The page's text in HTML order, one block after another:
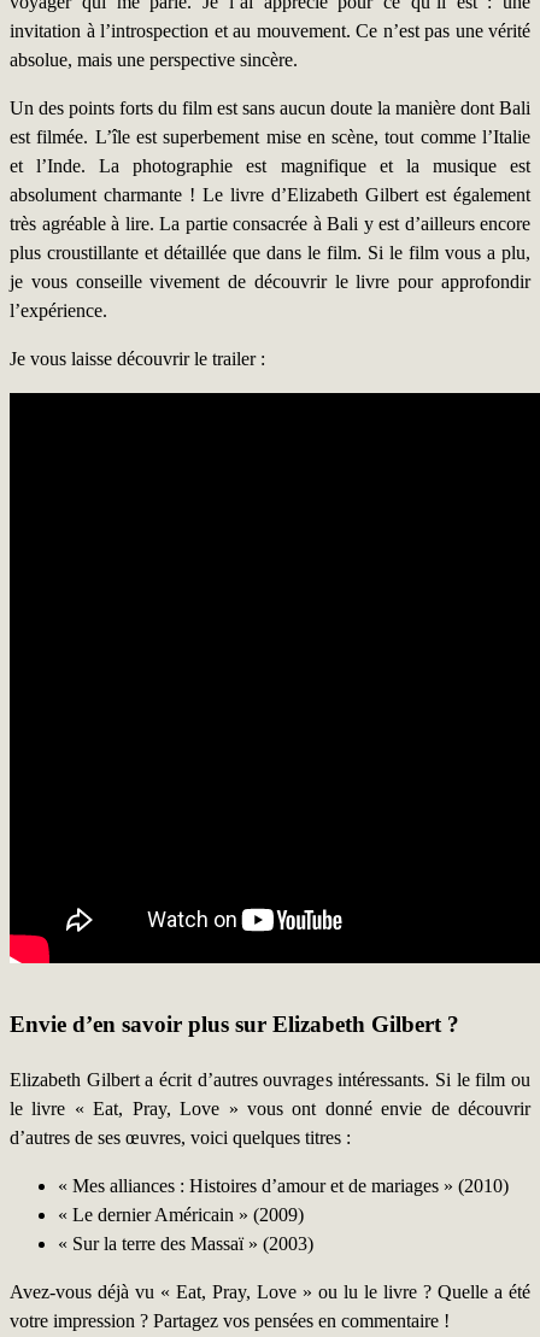
invitation à l’introspection et au mouvement. Ce n’est pas une vérité
absolue, mais une perspective sincère.
Un des points forts du film est sans aucun doute la manière dont Bali
est filmée. L’île est superbement mise en scène, tout comme l’Italie
et l’Inde. La photographie est magnifique et la musique est
absolument charmante ! Le livre d’Elizabeth Gilbert est également
très agréable à lire. La partie consacrée à Bali y est d’ailleurs encore
plus croustillante et détaillée que dans le film. Si le film vous a plu,
je vous conseille vivement de découvrir le livre pour approfondir
l’expérience.
Je vous laisse découvrir le trailer :
Envie d’en savoir plus sur Elizabeth Gilbert ?
Elizabeth Gilbert a écrit d’autres ouvrages intéressants. Si le film ou
le livre « Eat, Pray, Love » vous ont donné envie de découvrir
d’autres de ses œuvres, voici quelques titres :
« Mes alliances : Histoires d’amour et de mariages » (2010)
« Le dernier Américain » (2009)
« Sur la terre des Massaï » (2003)
Avez-vous déjà vu « Eat, Pray, Love » ou lu le livre ? Quelle a été
votre impression ? Partagez vos pensées en commentaire !